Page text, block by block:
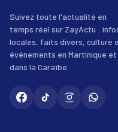
Suivez toute l'actualité en
temps réel sur ZayActu :
locales, faits divers, culture
événements en Martinique et
dans la Caraïbe.